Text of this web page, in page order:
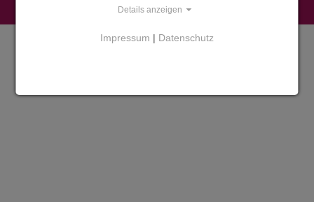
Details anzeigen
Impressum | Datenschutz